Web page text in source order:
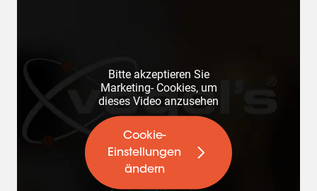
Bitte akzeptieren Sie
Marketing- Cookies, um
dieses Video anzusehen
Cookie-
Einstellungen
ändern